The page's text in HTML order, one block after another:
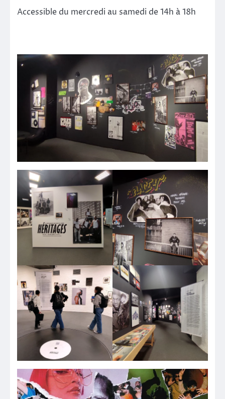
Accessible du mercredi au samedi de 14h à 18h